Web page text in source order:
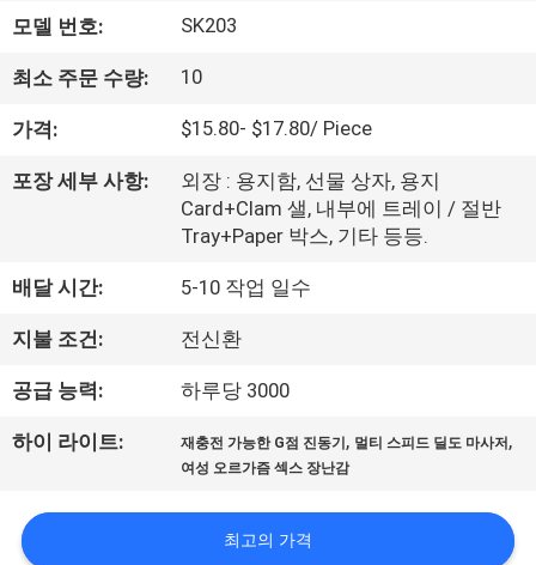
회
사
소
개
견
학
질
모델 번호: SK203
최소 주문 수량: 10
가격: $15.80- $17.80/ Piece
포장 세부 사항:
외장 : 용지함, 선물 상자, 용지
Card+Clam 샐, 내부에 트레이 / 절반
Tray+Paper 박스, 기타 등등.
배달 시간: 5-10 작업 일수
지불 조건: 전신환
공급 능력: 하루당 3000
하이 라이트: 재충전 가능한 G점 진동기 , 멀티 스피드 딜도 마사저 ,
여성 오르가즘 섹스 장난감
최고의 가격